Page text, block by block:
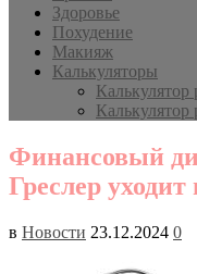
Здоровье
Похудение
Макияж
Калькуляторы
Калькулятор
Калькулятор
Финансовый
Греслер уходит
в Новости 23.12.2024 0